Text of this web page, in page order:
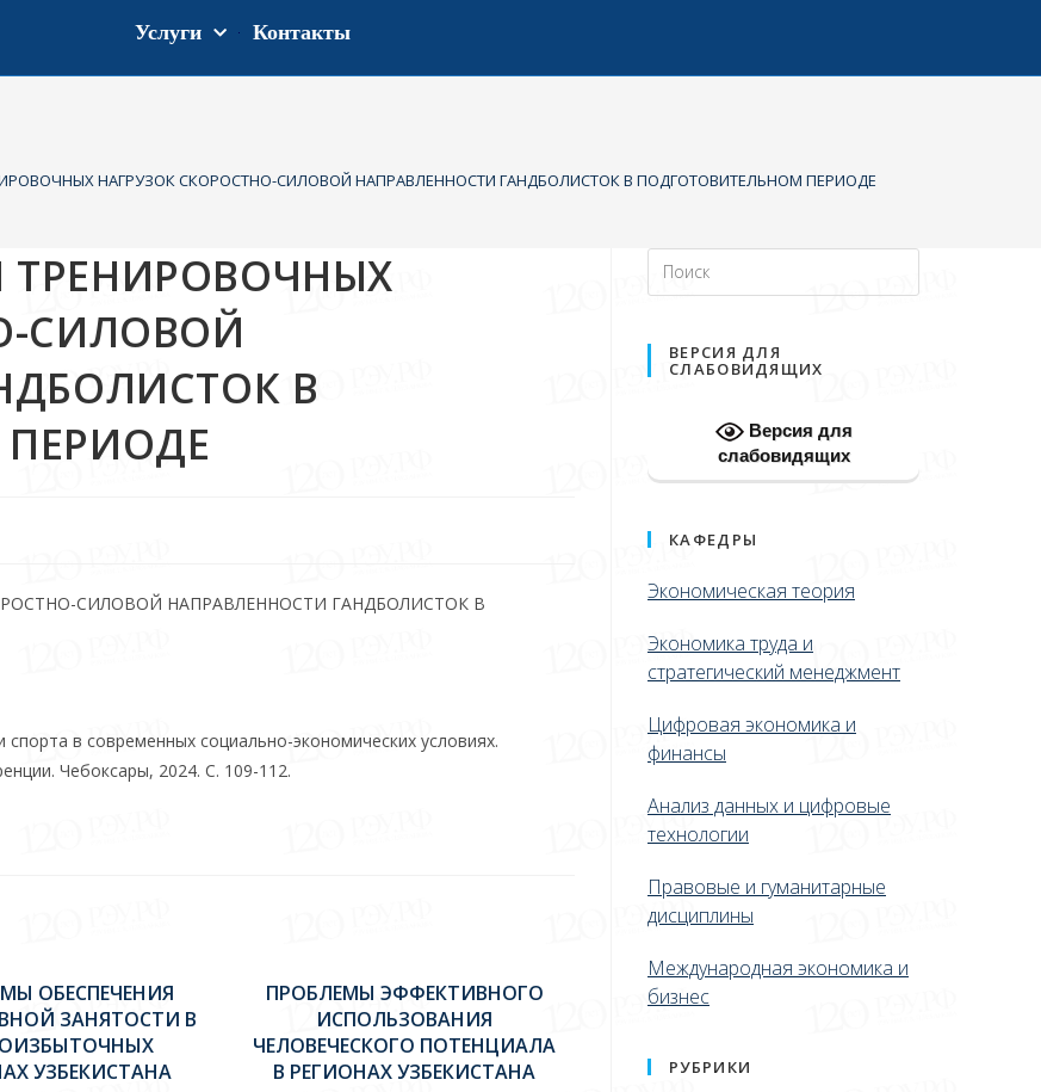
Услуги Контакты
НАГРУЗОК СКОРОСТНО-СИЛОВОЙ НАПРАВЛЕННОСТИ ГАНДБОЛИСТОК В ПОДГОТОВИТЕЛЬНОМ ПЕРИОДЕ
СИЛОВОЙ
В
СИЛОВОЙ НАПРАВЛЕННОСТИ ГАНДБОЛИСТОК В
в современных социально-экономических условиях.
Чебоксары, 2024. С. 109-112.
ОБЕСПЕЧЕНИЯ
ЗАНЯТОСТИ В
УЗБЕКИСТАНА
ПРОБЛЕМЫ ЭФФЕКТИВНОГО
ИСПОЛЬЗОВАНИЯ
ЧЕЛОВЕЧЕСКОГО ПОТЕНЦИАЛА
В РЕГИОНАХ УЗБЕКИСТАНА
ВЕРСИЯ ДЛЯ
СЛАБОВИДЯЩИХ
Версия для
слабовидящих
КАФЕДРЫ
Экономическая теория
Экономика труда и
стратегический менеджмент
Цифровая экономика и
финансы
Анализ данных и цифровые
технологии
Правовые и гуманитарные
дисциплины
Международная экономика и
бизнес
РУБРИКИ